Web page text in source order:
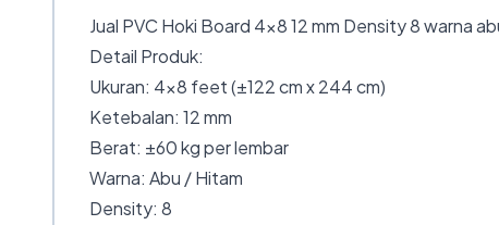
Jual PVC Hoki Board 4×8 12 mm Density 8 warna
Detail Produk:
Ukuran: 4×8 feet (±122 cm x 244 cm)
Ketebalan: 12 mm
Berat: ±60 kg per lembar
Warna: Abu / Hitam
Density: 8